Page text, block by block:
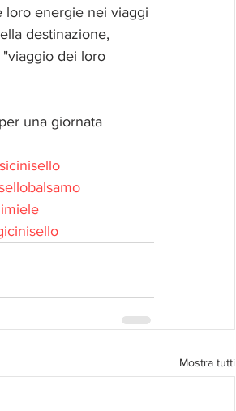
loro energie nei viaggi
destinazione,
dei loro
una giornata
Mostra tutti